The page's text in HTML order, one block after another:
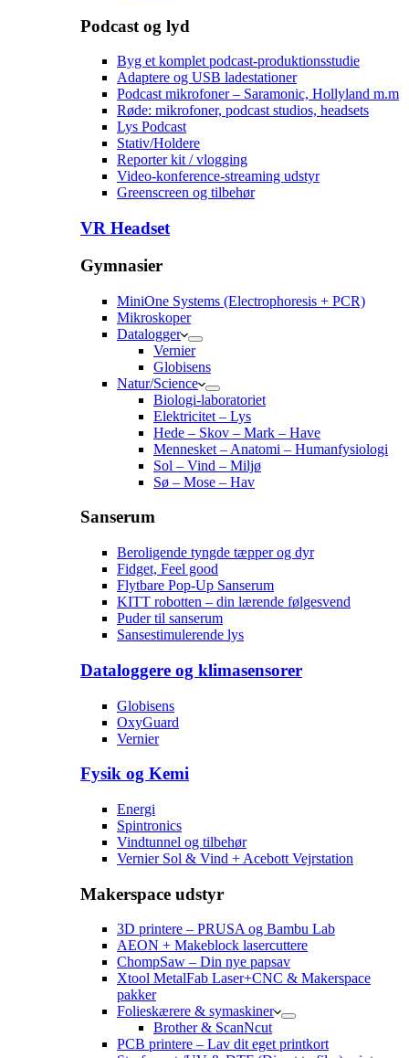
Podcast og lyd
Byg et komplet podcast-produktionsstudie
Adaptere og USB ladestationer
Podcast mikrofoner – Saramonic, Hollyland m.m
Røde: mikrofoner, podcast studios, headsets
Lys Podcast
Stativ/Holdere
Reporter kit / vlogging
Video-konference-streaming udstyr
Greenscreen og tilbehør
VR Headset
Gymnasier
MiniOne Systems (Electrophoresis + PCR)
Mikroskoper
Datalogger
Vernier
Globisens
Natur/Science
Biologi-laboratoriet
Elektricitet – Lys
Hede – Skov – Mark – Have
Mennesket – Anatomi – Humanfysiologi
Sol – Vind – Miljø
Sø – Mose – Hav
Sanserum
Beroligende tyngde tæpper og dyr
Fidget, Feel good
Flytbare Pop-Up Sanserum
KITT robotten – din lærende følgesvend
Puder til sanserum
Sansestimulerende lys
Dataloggere og klimasensorer
Globisens
OxyGuard
Vernier
Fysik og Kemi
Energi
Spintronics
Vindtunnel og tilbehør
Vernier Sol & Vind + Acebott Vejrstation
Makerspace udstyr
3D printere – PRUSA og Bambu Lab
AEON + Makeblock lasercuttere
ChompSaw – Din nye papsav
Xtool MetalFab Laser+CNC & Makerspace
pakker
Folieskærere & symaskiner
Brother & ScanNcut
PCB printere – Lav dit eget printkort